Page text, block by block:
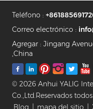
Teléfono :
Correo electrónico :
Agregar : Jingang
,China
© 2026 Anhui YALIG
Co.,Ltd.Reservados
Blog
mapa del sitio